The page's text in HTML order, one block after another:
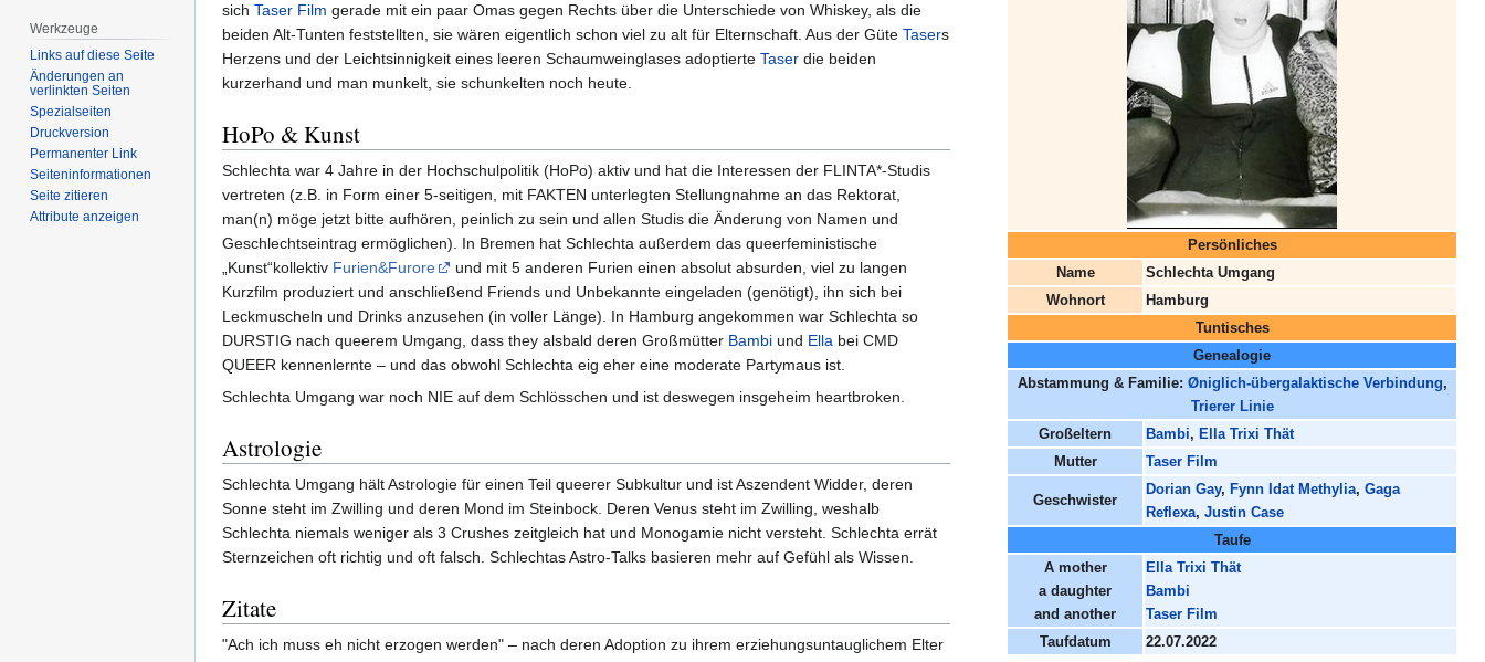
Persönliches
Name
Schlechta Umgang
Wohnort
Hamburg
Tuntisches
Genealogie
Abstammung & Familie: Øniglich-übergalaktische Verbindung,
Trierer Linie
Großeltern
Bambi, Ella Trixi Thät
Mutter
Taser Film
Geschwister
Dorian Gay, Fynn Idat Methylia, Gaga
Reflexa, Justin Case
Taufe
A mother
a daughter
and another
Ella Trixi Thät
Bambi
Taser Film
Taufdatum
22.07.2022
sich Taser Film gerade mit ein paar Omas gegen Rechts über die Unterschiede von Whiskey, als die
beiden Alt-Tunten feststellten, sie wären eigentlich schon viel zu alt für Elternschaft. Aus der Güte Tasers
Herzens und der Leichtsinnigkeit eines leeren Schaumweinglases adoptierte Taser die beiden
kurzerhand und man munkelt, sie schunkelten noch heute.
HoPo & Kunst
Schlechta war 4 Jahre in der Hochschulpolitik (HoPo) aktiv und hat die Interessen der FLINTA*-Studis
vertreten (z.B. in Form einer 5-seitigen, mit FAKTEN unterlegten Stellungnahme an das Rektorat,
man(n) möge jetzt bitte aufhören, peinlich zu sein und allen Studis die Änderung von Namen und
Geschlechtseintrag ermöglichen). In Bremen hat Schlechta außerdem das queerfeministische
„Kunst“kollektiv Furien&Furore
und mit 5 anderen Furien einen absolut absurden, viel zu langen
Kurzfilm produziert und anschließend Friends und Unbekannte eingeladen (genötigt), ihn sich bei
Leckmuscheln und Drinks anzusehen (in voller Länge). In Hamburg angekommen war Schlechta so
DURSTIG nach queerem Umgang, dass they alsbald deren Großmütter Bambi und Ella bei CMD
QUEER kennenlernte – und das obwohl Schlechta eig eher eine moderate Partymaus ist.
Schlechta Umgang war noch NIE auf dem Schlösschen und ist deswegen insgeheim heartbroken.
Astrologie
Schlechta Umgang hält Astrologie für einen Teil queerer Subkultur und ist Aszendent Widder, deren
Sonne steht im Zwilling und deren Mond im Steinbock. Deren Venus steht im Zwilling, weshalb
Schlechta niemals weniger als 3 Crushes zeitgleich hat und Monogamie nicht versteht. Schlechta errät
Sternzeichen oft richtig und oft falsch. Schlechtas Astro-Talks basieren mehr auf Gefühl als Wissen.
Zitate
"Ach ich muss eh nicht erzogen werden" – nach deren Adoption zu ihrem erziehungsuntauglichem Elter
Werkzeuge
Links auf diese Seite
Änderungen an
verlinkten Seiten
Spezialseiten
Druckversion
Permanenter Link
Seiten­­informationen
Seite zitieren
Attribute anzeigen